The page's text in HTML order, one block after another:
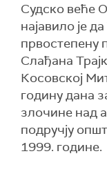
Судско веће
најавило је
првостепену
Слађана
Косовској
годину дана
злочине над
подручју
1999. године.